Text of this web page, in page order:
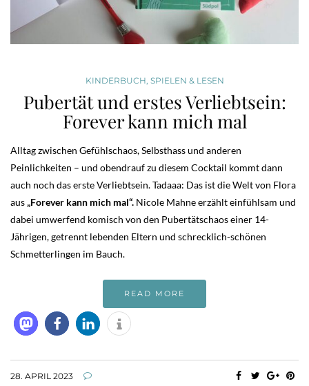
KINDERBUCH, SPIELEN & LESEN
Pubertät und erstes Verliebtsein:
Forever kann mich mal
Alltag zwischen Gefühlschaos, Selbsthass und anderen
Peinlichkeiten – und obendrauf zu diesem Cocktail kommt dann
auch noch das erste Verliebtsein. Tadaaa: Das ist die Welt von Flora
aus „Forever kann mich mal“. Nicole Mahne erzählt einfühlsam und
dabei umwerfend komisch von den Pubertätschaos einer 14-
Jährigen, getrennt lebenden Eltern und schrecklich-schönen
Schmetterlingen im Bauch.
READ MORE
28. APRIL 2023